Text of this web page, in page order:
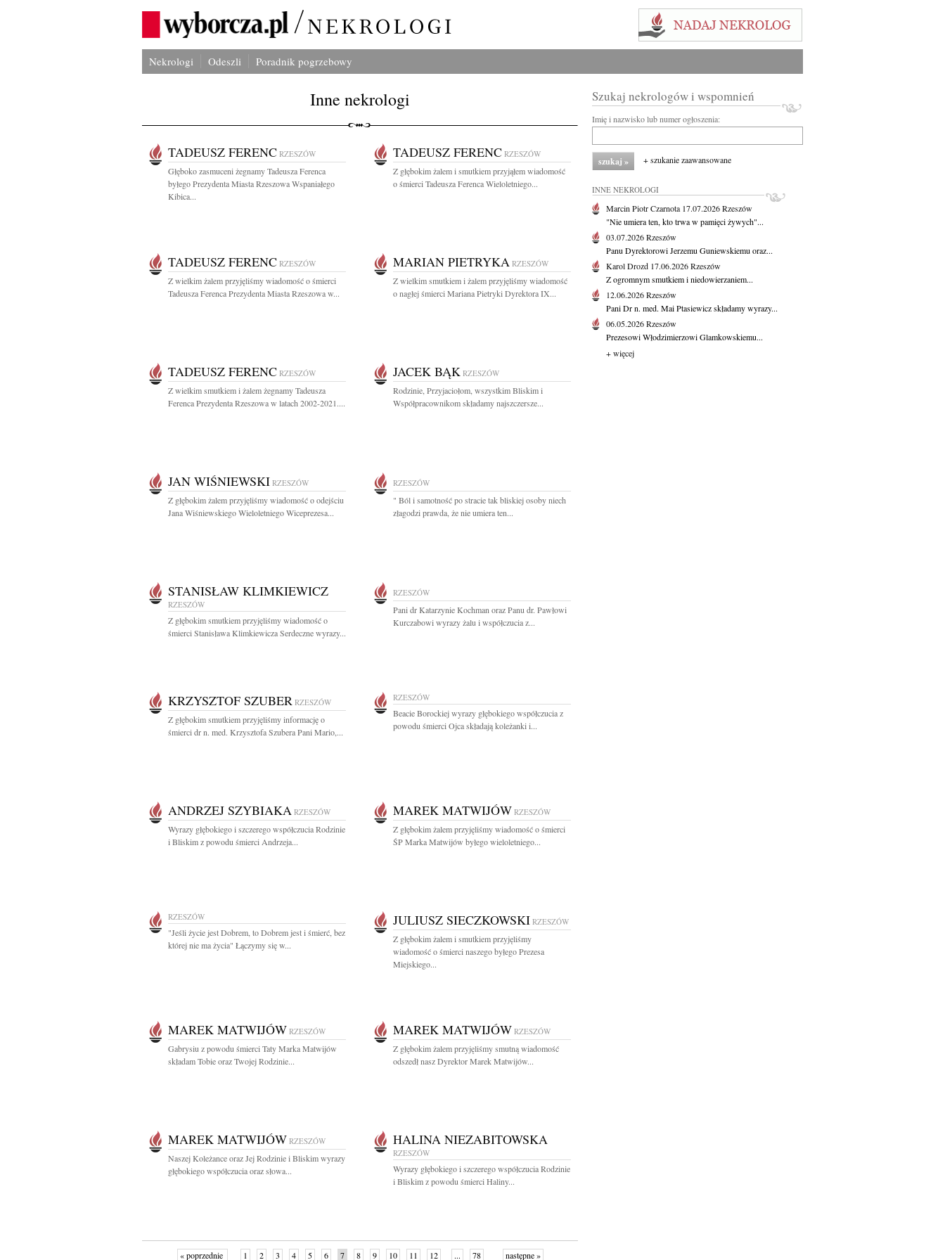
Nekrologi Odeszli Poradnik pogrzebowy
Inne nekrologi
TADEUSZ FERENC RZESZÓW
Głęboko zasmuceni żegnamy Tadeusza Ferenca
byłego Prezydenta Miasta Rzeszowa Wspaniałego
Kibica...
TADEUSZ FERENC RZESZÓW
Z głębokim żalem i smutkiem przyjąłem wiadomość
o śmierci Tadeusza Ferenca Wieloletniego...
TADEUSZ FERENC RZESZÓW
Z wielkim żalem przyjęliśmy wiadomość o śmierci
Tadeusza Ferenca Prezydenta Miasta Rzeszowa w...
MARIAN PIETRYKA RZESZÓW
Z wielkim smutkiem i żalem przyjęliśmy wiadomość
o nagłej śmierci Mariana Pietryki Dyrektora IX...
TADEUSZ FERENC RZESZÓW
Z wielkim smutkiem i żalem żegnamy Tadeusza
Ferenca Prezydenta Rzeszowa w latach 2002-2021....
JACEK BĄK RZESZÓW
Rodzinie, Przyjaciołom, wszystkim Bliskim i
Współpracownikom składamy najszczersze...
JAN WIŚNIEWSKI RZESZÓW
Z głębokim żalem przyjęliśmy wiadomość o odejściu
Jana Wiśniewskiego Wieloletniego Wiceprezesa...
RZESZÓW
" Ból i samotność po stracie tak bliskiej osoby niech
złagodzi prawda, że nie umiera ten...
STANISŁAW KLIMKIEWICZ
RZESZÓW
Z głębokim smutkiem przyjęliśmy wiadomość o
śmierci Stanisława Klimkiewicza Serdeczne wyrazy...
RZESZÓW
Pani dr Katarzynie Kochman oraz Panu dr. Pawłowi
Kurczabowi wyrazy żalu i współczucia z...
KRZYSZTOF SZUBER RZESZÓW
Z głębokim smutkiem przyjęliśmy informację o
śmierci dr n. med. Krzysztofa Szubera Pani Mario,...
RZESZÓW
Beacie Borockiej wyrazy głębokiego współczucia z
powodu śmierci Ojca składają koleżanki i...
ANDRZEJ SZYBIAKA RZESZÓW
Wyrazy głębokiego i szczerego współczucia Rodzinie
i Bliskim z powodu śmierci Andrzeja...
MAREK MATWIJÓW RZESZÓW
Z głębokim żalem przyjęliśmy wiadomość o śmierci
ŚP Marka Matwijów byłego wieloletniego...
RZESZÓW
"Jeśli życie jest Dobrem, to Dobrem jest i śmierć, bez
której nie ma życia" Łączymy się w...
JULIUSZ SIECZKOWSKI RZESZÓW
Z głębokim żalem i smutkiem przyjęliśmy
wiadomość o śmierci naszego byłego Prezesa
Miejskiego...
MAREK MATWIJÓW RZESZÓW
Gabrysiu z powodu śmierci Taty Marka Matwijów
składam Tobie oraz Twojej Rodzinie...
MAREK MATWIJÓW RZESZÓW
Z głębokim żalem przyjęliśmy smutną wiadomość
odszedł nasz Dyrektor Marek Matwijów...
MAREK MATWIJÓW RZESZÓW
Naszej Koleżance oraz Jej Rodzinie i Bliskim wyrazy
głębokiego współczucia oraz słowa...
HALINA NIEZABITOWSKA
RZESZÓW
Wyrazy głębokiego i szczerego współczucia Rodzinie
i Bliskim z powodu śmierci Haliny...
« poprzednie 1 2 3 4 5 6 7 8 9 10 11 12 ... 78 następne »
Szukaj nekrologów i wspomnień
Imię i nazwisko lub numer ogłoszenia:
+ szukanie zaawansowane
INNE NEKROLOGI
Marcin Piotr Czarnota 17.07.2026Rzeszów
"Nie umiera ten, kto trwa w pamięci żywych"...
03.07.2026Rzeszów
Panu Dyrektorowi Jerzemu Guniewskiemu oraz...
Karol Drozd 17.06.2026Rzeszów
Z ogromnym smutkiem i niedowierzaniem...
12.06.2026Rzeszów
Pani Dr n. med. Mai Ptasiewicz składamy wyrazy...
06.05.2026Rzeszów
Prezesowi Włodzimierzowi Glamkowskiemu...
+ więcej